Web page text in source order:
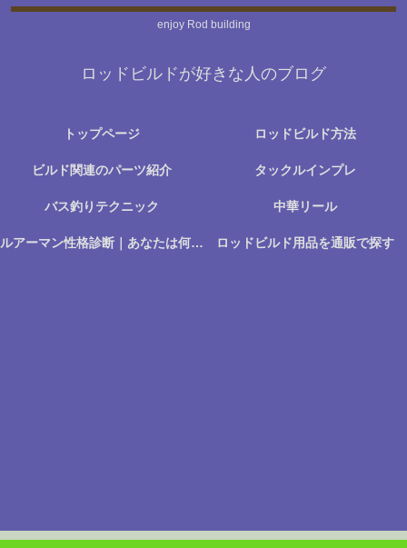
enjoy Rod building
ロッドビルドが好きな人のブログ
トップページ ロッドビルド方法
ビルド関連のパーツ紹介 タックルインプレ
バス釣りテクニック 中華リール
ルアーマン性格診断｜あなたは何に楽しさを感じる釣り人か？ ロッドビルド用品を通販で探す